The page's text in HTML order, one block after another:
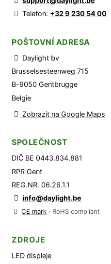
Telefon: +32 9 230 54 00
POŠTOVNÍ ADRESA
Daylight bv
Brusselsesteenweg 715
B-9050 Gentbrugge
Belgie
Zobrazit na Google Maps
SPOLEČNOST
DIČ BE 0443.834.881
RPR Gent
REG.NR. 06.26.1.1
info@daylight.be
CE mark · RoHS compliant
ZDROJE
LED displeje